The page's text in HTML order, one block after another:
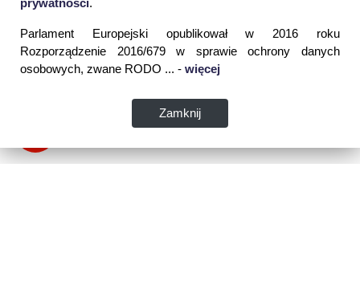
prywatności.
Parlament Europejski opublikował w 2016 roku
Rozporządzenie 2016/679 w sprawie ochrony danych
osobowych, zwane RODO ... - więcej
Zamknij